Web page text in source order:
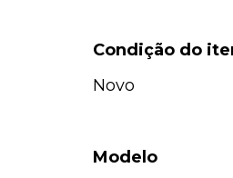
Condição do
Novo
Modelo